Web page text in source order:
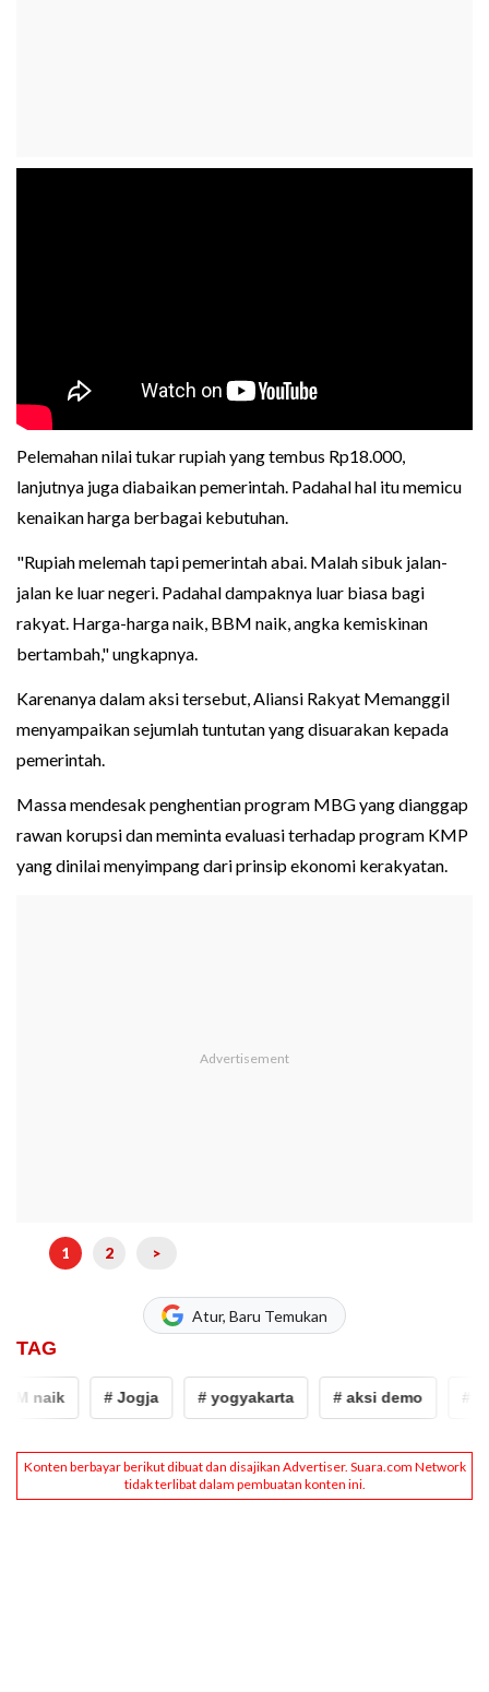
Pelemahan nilai tukar rupiah yang tembus Rp18.000,
lanjutnya juga diabaikan pemerintah. Padahal hal itu memicu
kenaikan harga berbagai kebutuhan.
"Rupiah melemah tapi pemerintah abai. Malah sibuk jalan-
jalan ke luar negeri. Padahal dampaknya luar biasa bagi
rakyat. Harga-harga naik, BBM naik, angka kemiskinan
bertambah," ungkapnya.
Karenanya dalam aksi tersebut, Aliansi Rakyat Memanggil
menyampaikan sejumlah tuntutan yang disuarakan kepada
pemerintah.
Massa mendesak penghentian program MBG yang dianggap
rawan korupsi dan meminta evaluasi terhadap program KMP
yang dinilai menyimpang dari prinsip ekonomi kerakyatan.
1 2 >
Atur, Baru Temukan
TAG
naik # Jogja # yogyakarta # aksi demo #